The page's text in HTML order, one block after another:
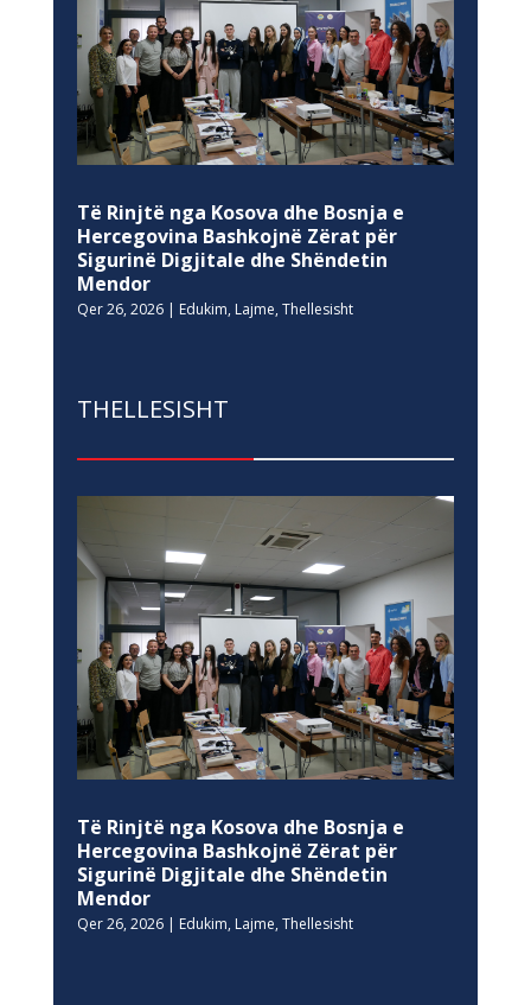
Të Rinjtë nga Kosova dhe Bosnja e
Hercegovina Bashkojnë Zërat për
Sigurinë Digjitale dhe Shëndetin
Mendor
Qer 26, 2026| Edukim, Lajme, Thellesisht
THELLESISHT
Të Rinjtë nga Kosova dhe Bosnja e
Hercegovina Bashkojnë Zërat për
Sigurinë Digjitale dhe Shëndetin
Mendor
Qer 26, 2026| Edukim, Lajme, Thellesisht